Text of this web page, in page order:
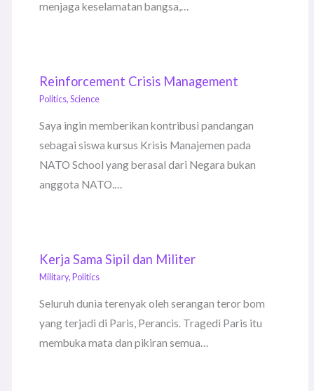
menjaga keselamatan bangsa,…
Reinforcement Crisis Management
Politics,Science
Saya ingin memberikan kontribusi pandangan
sebagai siswa kursus Krisis Manajemen pada
NATO School yang berasal dari Negara bukan
anggota NATO.…
Kerja Sama Sipil dan Militer
Military,Politics
Seluruh dunia terenyak oleh serangan teror bom
yang terjadi di Paris, Perancis. Tragedi Paris itu
membuka mata dan pikiran semua…